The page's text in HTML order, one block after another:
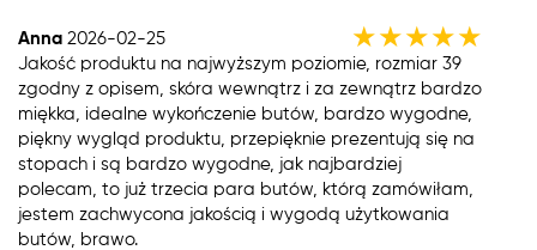
Anna 2026-02-25 ★★★★★
Jakość produktu na najwyższym poziomie, rozmiar 39
zgodny z opisem, skóra wewnątrz i za zewnątrz bardzo
miękka, idealne wykończenie butów, bardzo wygodne,
piękny wygląd produktu, przepięknie prezentują się na
stopach i są bardzo wygodne, jak najbardziej
polecam, to już trzecia para butów, którą zamówiłam,
jestem zachwycona jakością i wygodą użytkowania
butów, brawo.